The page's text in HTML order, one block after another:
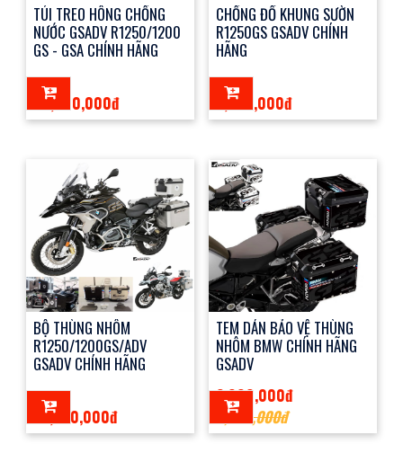
TÚI TREO HÔNG CHỐNG
NƯỚC GSADV R1250/1200
GS - GSA CHÍNH HÃNG
20,990,000đ
CHỐNG ĐỔ KHUNG SƯỜN
R1250GS GSADV CHÍNH
HÃNG
7,600,000đ
BỘ THÙNG NHÔM
R1250/1200GS/ADV
GSADV CHÍNH HÃNG
37,700,000đ
TEM DÁN BẢO VỆ THÙNG
NHÔM BMW CHÍNH HÃNG
GSADV
2,000,000đ
2,500,000đ